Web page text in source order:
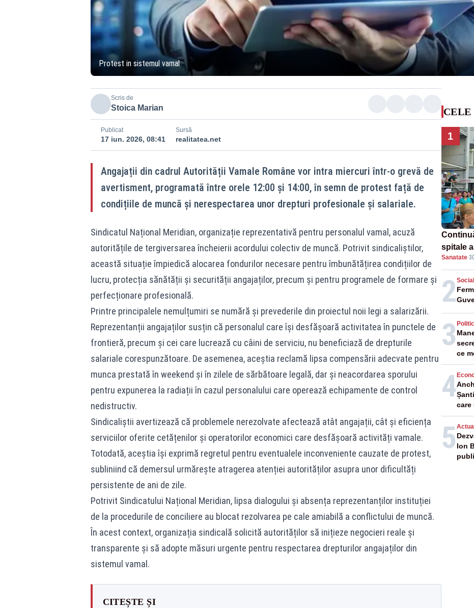
Protest in sistemul vamal
Scris de
Stoica Marian
Publicat
17 iun. 2026, 08:41
Sursă
realitatea.net
Angajații din cadrul Autorității Vamale Române vor intra miercuri într-o grevă de
avertisment, programată între orele 12:00 și 14:00, în semn de protest față de
condițiile de muncă și nerespectarea unor drepturi profesionale și salariale.
Sindicatul Național Meridian, organizație reprezentativă pentru personalul vamal, acuză
autoritățile de tergiversarea încheierii acordului colectiv de muncă. Potrivit sindicaliștilor,
această situație împiedică alocarea fondurilor necesare pentru îmbunătățirea condițiilor de
lucru, protecția sănătății și securității angajaților, precum și pentru programele de formare și
perfecționare profesională.
Printre principalele nemulțumiri se numără și prevederile din proiectul noii legi a salarizării.
Reprezentanții angajaților susțin că personalul care își desfășoară activitatea în punctele de
frontieră, precum și cei care lucrează cu câini de serviciu, nu beneficiază de drepturile
salariale corespunzătoare. De asemenea, aceștia reclamă lipsa compensării adecvate pentru
munca prestată în weekend și în zilele de sărbătoare legală, dar și neacordarea sporului
pentru expunerea la radiații în cazul personalului care operează echipamente de control
nedistructiv.
Sindicaliștii avertizează că problemele nerezolvate afectează atât angajații, cât și eficiența
serviciilor oferite cetățenilor și operatorilor economici care desfășoară activități vamale.
Totodată, aceștia își exprimă regretul pentru eventualele inconveniente cauzate de protest,
subliniind că demersul urmărește atragerea atenției autorităților asupra unor dificultăți
persistente de ani de zile.
Potrivit Sindicatului Național Meridian, lipsa dialogului și absența reprezentanților instituției
de la procedurile de conciliere au blocat rezolvarea pe cale amiabilă a conflictului de muncă.
În acest context, organizația sindicală solicită autorităților să inițieze negocieri reale și
transparente și să adopte măsuri urgente pentru respectarea drepturilor angajaților din
sistemul vamal.
CITEȘTE ȘI
1
spitale
Sanatate·
2Social
3
ce
4
care
5 Ion